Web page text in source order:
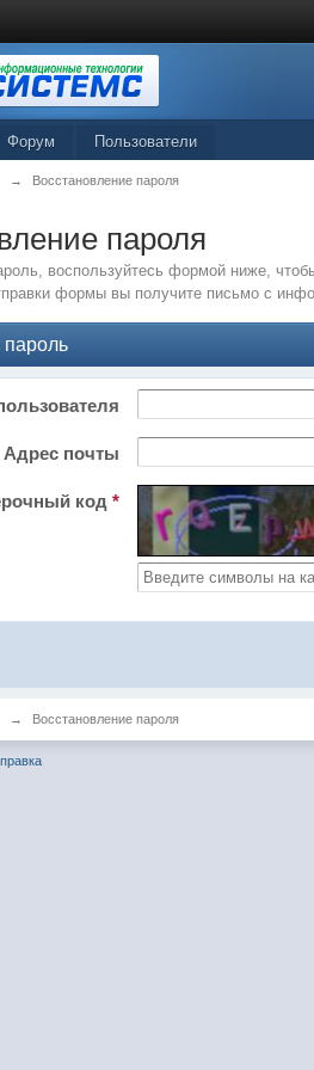
Форум Пользователи
→ Восстановление пароля
пароля
воспользуйтесь формой ниже,
формы вы получите письмо с
пароль
почты
код*
→ Восстановление пароля